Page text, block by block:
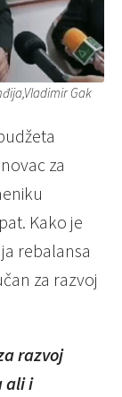
Gak
za
Kako je
rebalansa
za razvoj
razvoj
ali i